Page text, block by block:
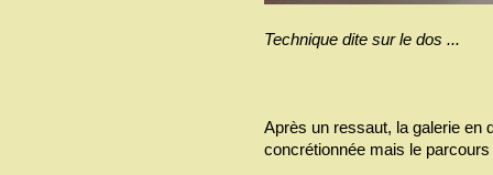
Technique dite sur le dos ...
Après un ressaut, la galerie en
concrétionnée mais le